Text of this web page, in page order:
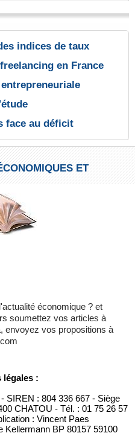
indices de taux
en France
face au déficit
ET
économique ? et
soumettez vos articles à
envoyez vos propositions à
légales :
SIREN : 804 336 667 - Siège
CHATOU - Tél. : 01 75 26 57
: Vincent Paes
Kellermann BP 80157 59100